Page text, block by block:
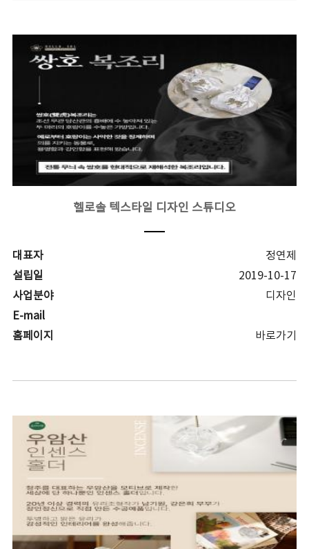
헬로솔 텍스타일 디자인 스튜디오
대표자
정연제
설립일
2019-10-17
사업분야
디자인
E-mail
홈페이지
바로가기